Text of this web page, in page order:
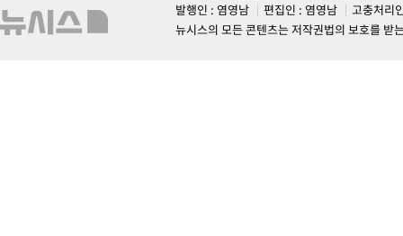
발행인 : 염영남
편집인 : 염영남
고충처리
뉴시스의 모든 콘텐츠는 저작권법의 보호를